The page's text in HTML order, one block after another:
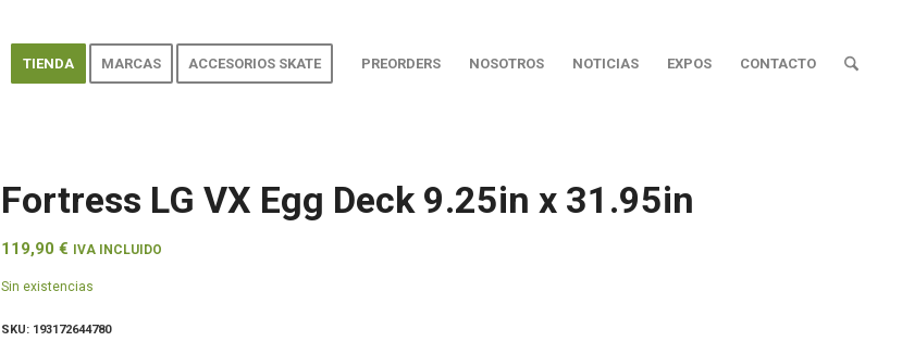
TIENDA MARCAS ACCESORIOS SKATE PREORDERS NOSOTROS NOTICIAS EXPOS CONTACTO
Fortress LG VX Egg Deck 9.25in x 31.95in
119,90€ IVA INCLUIDO
Sin existencias
SKU: 193172644780